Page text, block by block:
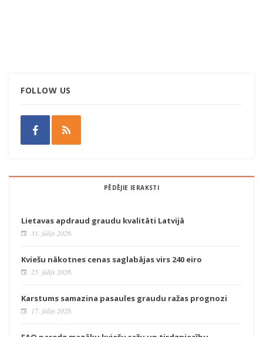
FOLLOW US
PĒDĒJIE IERAKSTI
Lietavas apdraud graudu kvalitāti Latvijā
31. jūlijs 2026.
Kviešu nākotnes cenas saglabājas virs 240 eiro
25. jūlijs 2026.
Karstums samazina pasaules graudu ražas prognozi
17. jūlijs 2026.